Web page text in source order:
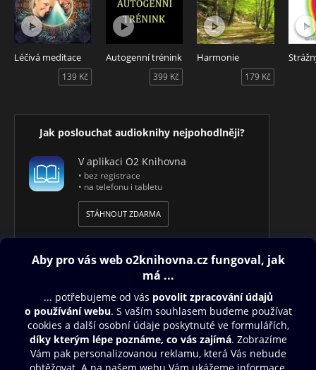
Léčivá meditace
139 Kč
Autogenní trénink
399 Kč
Harmonie
179 Kč
Jak poslouchat audioknihy nejpohodlněji?
V aplikaci O2 Knihovna
• bez registrace
• na telefonu i tabletu
STÁHNOUT ZDARMA
Obsah ke stažení
Moje O2 Knihovna
Další zábava